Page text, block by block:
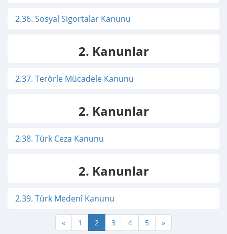
2.36. Sosyal Sigortalar Kanunu
2. Kanunlar
2.37. Terörle Mücadele Kanunu
2. Kanunlar
2.38. Türk Ceza Kanunu
2. Kanunlar
2.39. Türk Medenî Kanunu
« 1 2 3 4 5 »